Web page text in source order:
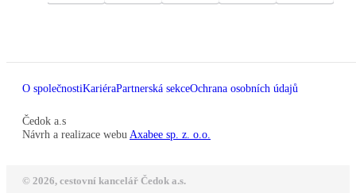
O společnostiKariéraPartnerská sekceOchrana osobních údajů
Čedok a.s
Návrh a realizace webu Axabee sp. z. o.o.
© 2026, cestovní kancelář Čedok a.s.